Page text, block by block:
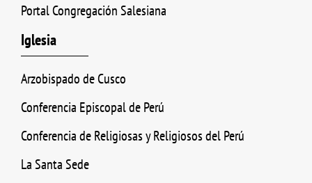
Portal Congregación Salesiana
Iglesia
Arzobispado de Cusco
Conferencia Episcopal de Perú
Conferencia de Religiosas y Religiosos del Perú
La Santa Sede